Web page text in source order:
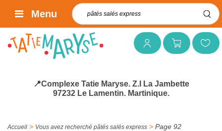
Mon compteMon panierMes favoris
Rechercher :
Menu
📍Complexe Tatie Maryse. Z.I La Jambette
97232 Le Lamentin. Martinique.
Accueil > Vous avez recherché pâtés salés express > Page 92